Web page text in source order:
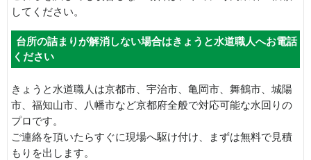
してください。
台所の詰まりが解消しない場合はきょうと水道職人へお電話
ください
きょうと水道職人は京都市、宇治市、亀岡市、舞鶴市、城陽
市、福知山市、八幡市など京都府全般で対応可能な水回りの
プロです。
ご連絡を頂いたらすぐに現場へ駆け付け、まずは無料で見積
もりを出します。